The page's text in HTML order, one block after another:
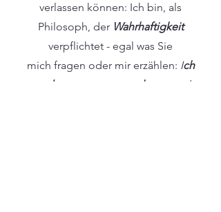
verlassen können: Ich bin, als
Philosoph, der Wahrhaftigkeit
verpflichtet - egal was Sie
mich fragen oder mir erzählen: Ich
werde es
nehmen
und